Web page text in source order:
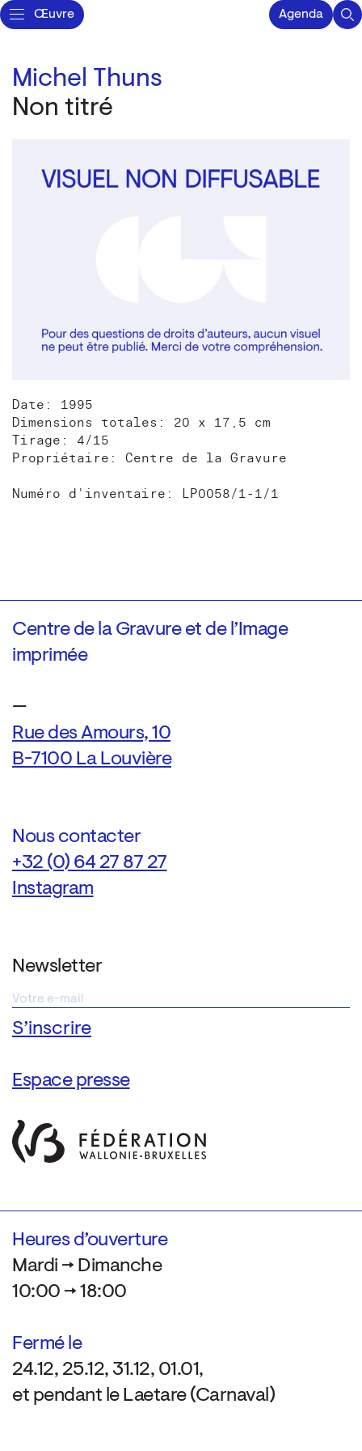
Œuvre Agenda
Michel Thuns
Non titré
Date: 1995
Dimensions totales: 20 x 17,5 cm
Tirage: 4/15
Propriétaire: Centre de la Gravure
Numéro d'inventaire: LP0058/1-1/1
Centre de la Gravure et de l’Image
imprimée
—
Rue des Amours, 10
B-7100 La Louvière
Nous contacter
+32 (0) 64 27 87 27
Instagram
Newsletter
Espace presse
Heures d’ouverture
Mardi → Dimanche
10:00 → 18:00
Fermé le
24.12, 25.12, 31.12, 01.01,
et pendant le Laetare (Carnaval)